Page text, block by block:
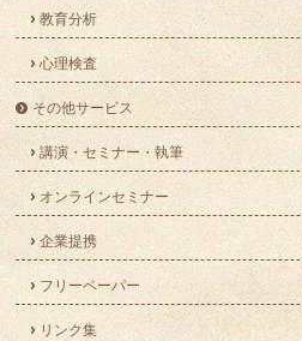
教育分析
心理検査
その他サービス
講演・セミナー・執筆
オンラインセミナー
企業提携
フリーペーパー
リンク集